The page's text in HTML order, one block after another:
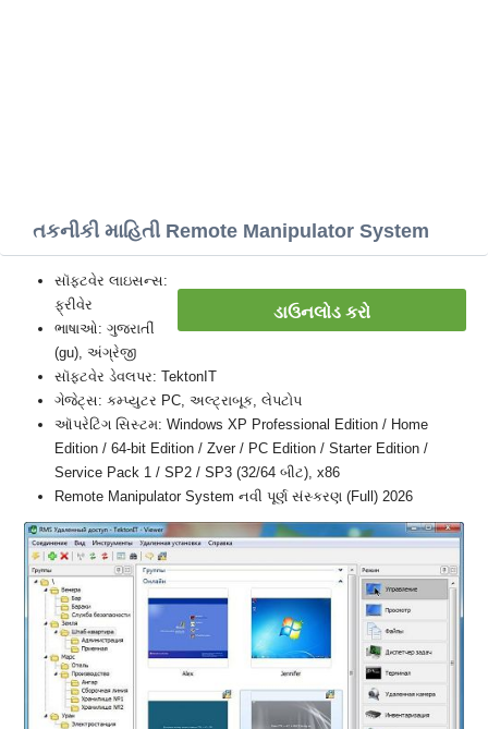
તકનીકી માહિતી Remote Manipulator System
ડાઉનલોડ કરો
સૉફ્ટવેર લાઇસન્સ:
ફ્રીવેર
ભાષાઓ: ગુજરાતીં
(gu), અંગ્રેજી
સૉફ્ટવેર ડેવલપર: TektonIT
ગેજેટ્સ: કમ્પ્યુટર PC, અલ્ટ્રાબૂક, લેપટોપ
ઑપરેટિંગ સિસ્ટમ: Windows XP Professional Edition / Home
Edition / 64-bit Edition / Zver / PC Edition / Starter Edition /
Service Pack 1 / SP2 / SP3 (32/64 બીટ), x86
Remote Manipulator System નવી પૂર્ણ સંસ્કરણ (Full) 2026